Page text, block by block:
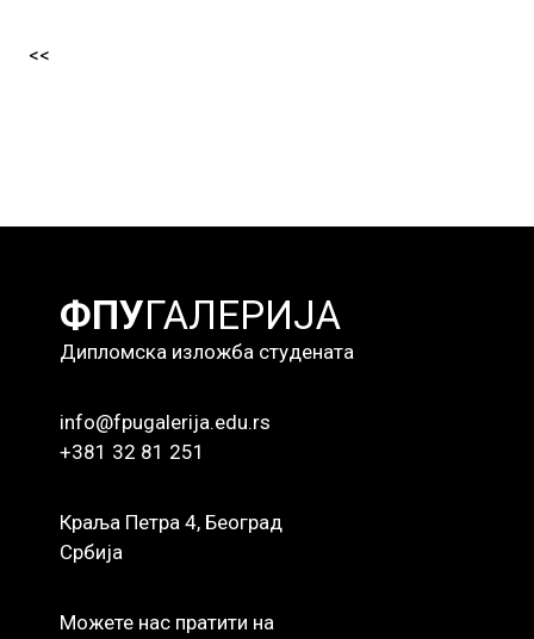
<<
ФПУГАЛЕРИЈА
Дипломска изложба студената
info@fpugalerija.edu.rs
+381 32 81 251
Краља Петра 4, Београд
Србија
Можете нас пратити на